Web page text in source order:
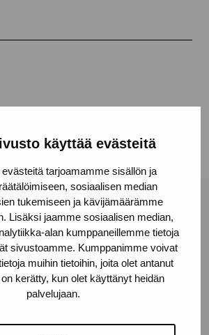
käyttää evästeitä
tarjoamamme sisällön ja
sosiaalisen median
tukemiseen ja kävijämäärämme
Lisäksi jaamme sosiaalisen median,
alan kumppaneillemme tietoja
sivustoamme. Kumppanimme voivat
muihin tietoihin, joita olet antanut
kerätty, kun olet käyttänyt heidän
palvelujaan.
-säätiö
11